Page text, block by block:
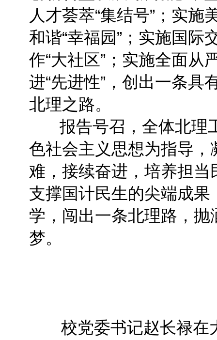
人才荟萃“集结号”；实
和谐“幸福园”；实施国际
作“大社区”；实施全面从
进“先进性”，创出一条具
北理之路。
报告号召，全体北理
色社会主义思想为指导
难，接续奋进，培养担
支撑国计民生的尖端成
学，闯出一条北理路，
梦。
校党委书记赵长禄在